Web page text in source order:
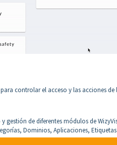
controlar el acceso y las acciones de
gestión de diferentes módulos de
Dominios, Aplicaciones,